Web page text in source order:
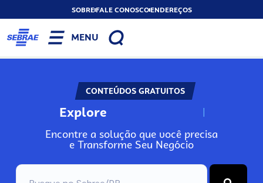
SOBREFALE CONOSCOENDEREÇOS
MENU
CONTEÚDOS GRATUITOS
Explore N
Encontre a solução que você precisa
e Transforme Seu Negócio